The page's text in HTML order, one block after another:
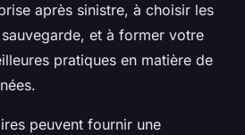
après sinistre, à choisir les
et à former votre
pratiques en matière de
peuvent fournir une